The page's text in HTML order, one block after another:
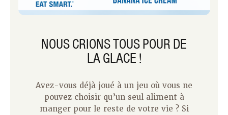
NOUS CRIONS TOUS POUR DE
LA GLACE !
Avez-vous déjà joué à un jeu où vous ne
pouvez choisir qu’un seul aliment à
manger pour le reste de votre vie ? Si